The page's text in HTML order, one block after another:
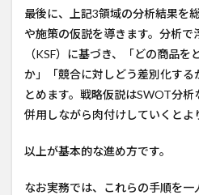
最後に、上記3領域の分析結果を
や施策の仮説を導きます。分析
（KSF）に基づき、「どの商品
か」「競合に対しどう差別化する
とめます。戦略仮説はSWOT分
併用しながら肉付けしていくとよ
以上が基本的な進め方です。
なお実務では、これらの手順を